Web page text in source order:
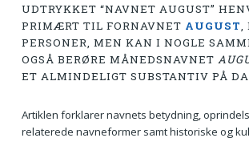
UDTRYKKET “NAVNET AUGUST”
PRIMÆRT TIL FORNAVNET AUGUST,
PERSONER, MEN KAN I NOGLE
OGSÅ BERØRE MÅNEDSNAVNET
ET ALMINDELIGT SUBSTANTIV PÅ
Artiklen forklarer navnets betydning,
relaterede navneformer samt historiske og